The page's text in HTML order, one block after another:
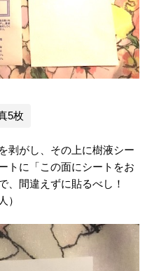
5枚
剥がし、その上に樹液シー
トに「この面にシートをお
、間違えずに貼るべし！
）